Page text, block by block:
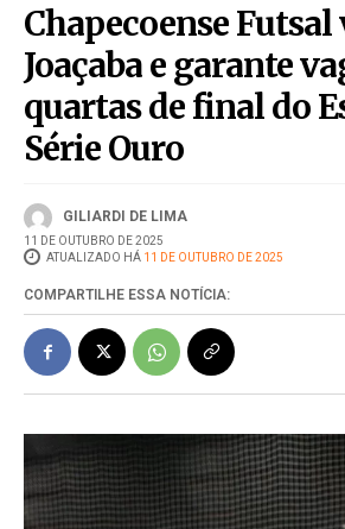
Chapecoense Futsal
Joaçaba e garante
quartas de final do
Série Ouro
GILIARDI DE LIMA
11 DE OUTUBRO DE 2025
ATUALIZADO HÁ 11 DE OUTUBRO DE 2025
COMPARTILHE ESSA NOTÍCIA: